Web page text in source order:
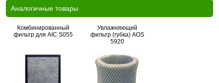
Аналогичные товары
Комбинированный
фильтр для AIC S055
Увлажняющий
фильтр (губка) AOS
5920